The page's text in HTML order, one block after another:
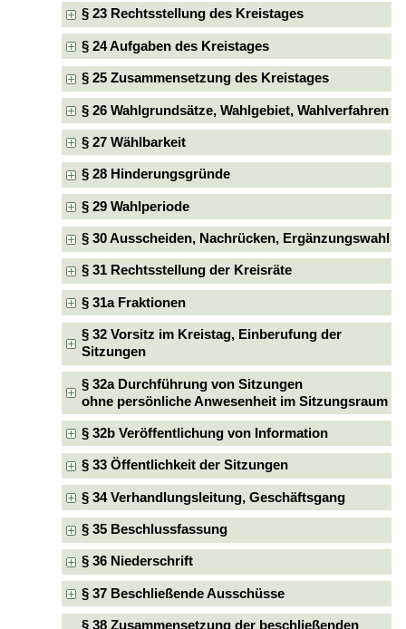
§ 23 Rechtsstellung des Kreistages
§ 24 Aufgaben des Kreistages
§ 25 Zusammensetzung des Kreistages
§ 26 Wahlgrundsätze, Wahlgebiet, Wahlverfahren
§ 27 Wählbarkeit
§ 28 Hinderungsgründe
§ 29 Wahlperiode
§ 30 Ausscheiden, Nachrücken, Ergänzungswahl
§ 31 Rechtsstellung der Kreisräte
§ 31a Fraktionen
§ 32 Vorsitz im Kreistag, Einberufung der
Sitzungen
§ 32a Durchführung von Sitzungen
ohne persönliche Anwesenheit im Sitzungsraum
§ 32b Veröffentlichung von Information
§ 33 Öffentlichkeit der Sitzungen
§ 34 Verhandlungsleitung, Geschäftsgang
§ 35 Beschlussfassung
§ 36 Niederschrift
§ 37 Beschließende Ausschüsse
§ 38 Zusammensetzung der beschließenden